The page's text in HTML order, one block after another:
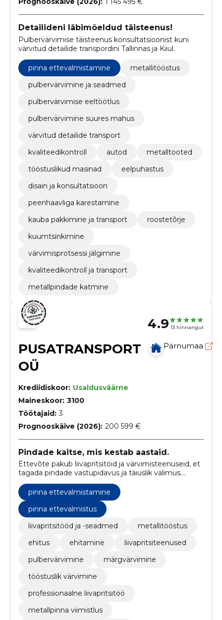
Detailideni läbimõeldud täisteenus!
Pulbervärvimise täisteenus konsultatsioonist kuni
värvitud detailide transpordini Tallinnas ja Kiiul.
pinna ettevalmistamine
metallitööstus
pulbervärvimine ja seadmed
pulbervärvimise eeltöötlus
pulbervärvimine suures mahus
värvitud detailide transport
kvaliteedikontroll
autod
metalltooted
tööstuslikud masinad
eelpuhastus
disain ja konsultatsioon
peenhaavliga karestamine
kauba pakkimine ja transport
roostetõrje
kuumtsinkimine
värvimisprotsessi jälgimine
kvaliteedikontroll ja transport
metallpindade katmine
4.9 13 hinnangut
PUSATRANSPORT
OÜ
Pärnumaa
Krediidiskoor: Usaldusväärne
Maineskoor: 3100
Töötajaid: 3
Prognooskäive (2026): 200 599 €
Pindade kaitse, mis kestab aastaid.
Ettevõte pakub liivapritsitöid ja värvimisteenuseid, et
tagada pindade vastupidavus ja täiuslik välimus.
Ühendame tipptasemel tehnoloogia ja kogemuse, et
saavutada parim tulemus.
pinna ettevalmistamine
pinna ettevalmistus
liivapritsitööd ja -seadmed
metallitööstus
ehitus
ehitamine
liivapritsiteenused
pulbervärvimine
märgvärvimine
tööstuslik värvimine
professionaalne liivapritsitöö
metallpinna viimistlus